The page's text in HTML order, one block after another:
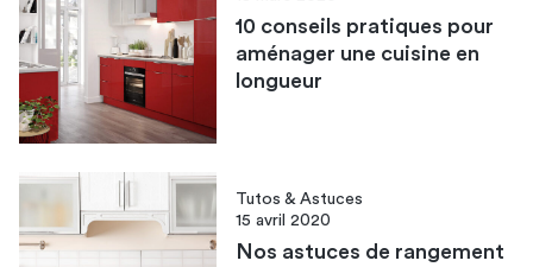
10 conseils pratiques pour
aménager une cuisine en
longueur
Tutos & Astuces
15 avril 2020
Nos astuces de rangement